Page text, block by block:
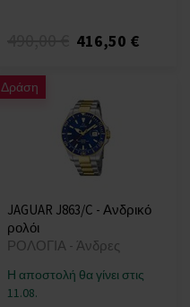
416,50 €
Δράση
JAGUAR J863/C - Ανδρικό
ρολόι
ΡΟΛΟΓΙΑ - Άνδρες
Η αποστολή θα γίνει στις
11.08.